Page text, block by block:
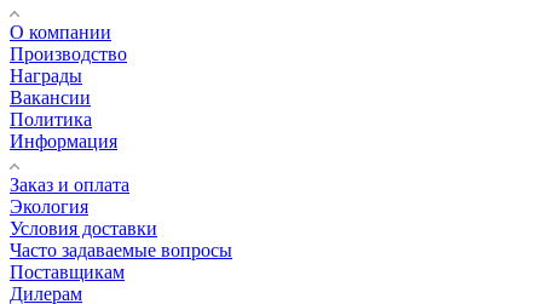
О компании
Производство
Награды
Вакансии
Политика
Информация
Заказ и оплата
Экология
Условия доставки
Часто задаваемые вопросы
Поставщикам
Дилерам